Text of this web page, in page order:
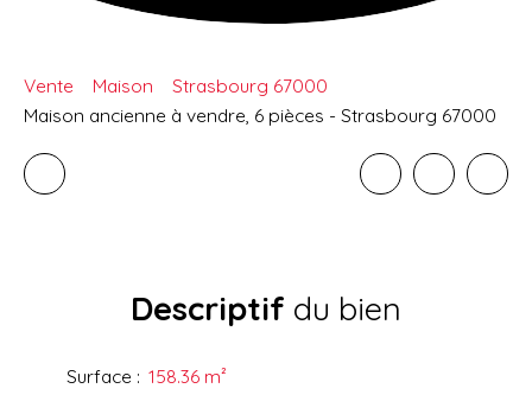
Vente Maison
Strasbourg 67000
Maison ancienne à vendre, 6 pièces - Strasbourg 67000
Descriptif du bien
Surface : 158.36 m²